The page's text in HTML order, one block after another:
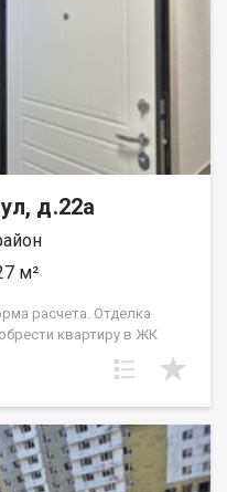
д.22а
м²
расчета. Отделка
квартиру в ЖК
со ставкой 4.5 % на
на весь срок кредита.